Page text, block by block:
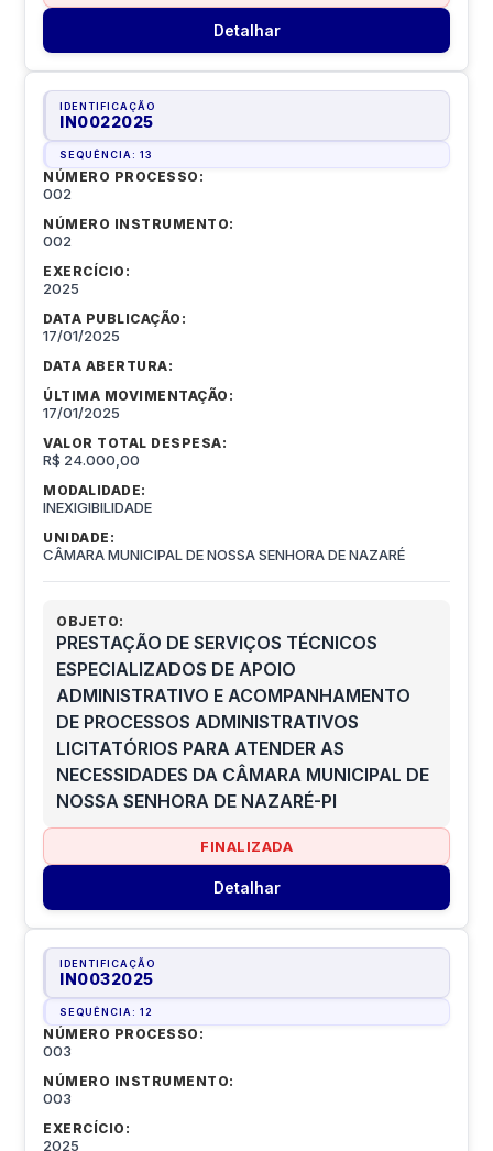
Detalhar
IDENTIFICAÇÃO
IN0022025
SEQUÊNCIA:13
NÚMERO PROCESSO:
002
NÚMERO INSTRUMENTO:
002
EXERCÍCIO:
2025
DATA PUBLICAÇÃO:
17/01/2025
DATA ABERTURA:
ÚLTIMA MOVIMENTAÇÃO:
17/01/2025
VALOR TOTAL DESPESA:
R$ 24.000,00
MODALIDADE:
INEXIGIBILIDADE
UNIDADE:
CÂMARA MUNICIPAL DE NOSSA SENHORA DE NAZARÉ
OBJETO:
PRESTAÇÃO DE SERVIÇOS TÉCNICOS
ESPECIALIZADOS DE APOIO
ADMINISTRATIVO E ACOMPANHAMENTO
DE PROCESSOS ADMINISTRATIVOS
LICITATÓRIOS PARA ATENDER AS
NECESSIDADES DA CÂMARA MUNICIPAL DE
NOSSA SENHORA DE NAZARÉ-PI
FINALIZADA
Detalhar
IDENTIFICAÇÃO
IN0032025
SEQUÊNCIA:12
NÚMERO PROCESSO:
003
NÚMERO INSTRUMENTO:
003
EXERCÍCIO:
2025